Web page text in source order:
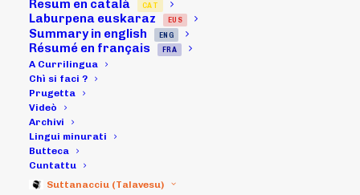
Resum en català CAT
Laburpena euskaraz EUS
Summary in english ENG
Résumé en français FRA
A Currilingua
Chì si faci ?
Prugetta
Videò
Archivi
Lingui minurati
Butteca
Cuntattu
Suttanacciu (Talavesu)
14/05/16 :
"Uchjata à nantu
à u futuru"
02/05/2016